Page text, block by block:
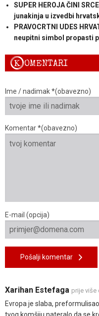
SUPER HEROJA ČINI
junakinja u izvedbi
PRAVOCRTNI UDES
neupitni simbol propasti
KOMENTARI
Ime / nadimak *(obavezno)
Komentar *(obavezno)
E-mail (opcija)
Pošalji komentar
Xarihan Estefaga prije više
Evropa je slaba,